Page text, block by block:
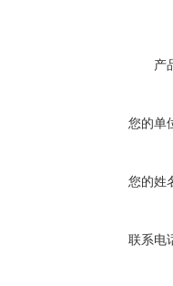
产
您的单
您的姓
联系电